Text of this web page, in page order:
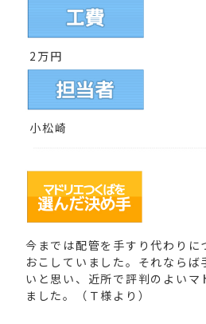
2 万円
小松崎
今までは配管を手すり代わりに
おこしていました。それならば
いと思い、近所で評判のよいマ
ました。（Ｔ様より）